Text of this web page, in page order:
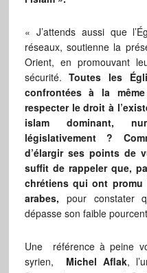
« J’attends aussi que
réseaux, soutienne la
Orient, en promouvant
sécurité.Toutes les
confrontées à la
respecter le droit à
islam dominant,
législativement ?
d’élargir ses points de
suffit de rappeler que,
chrétiens qui ont
arabes, pour constater
dépasse son faible
Une référence à peine
syrien, Michel Aflak,